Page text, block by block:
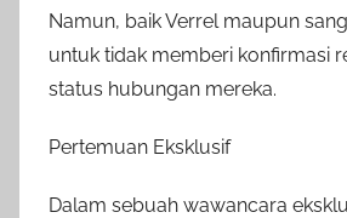
Namun, baik Verrel maupun
untuk tidak memberi konfirmasi
status hubungan mereka.
Pertemuan Eksklusif
Dalam sebuah wawancara